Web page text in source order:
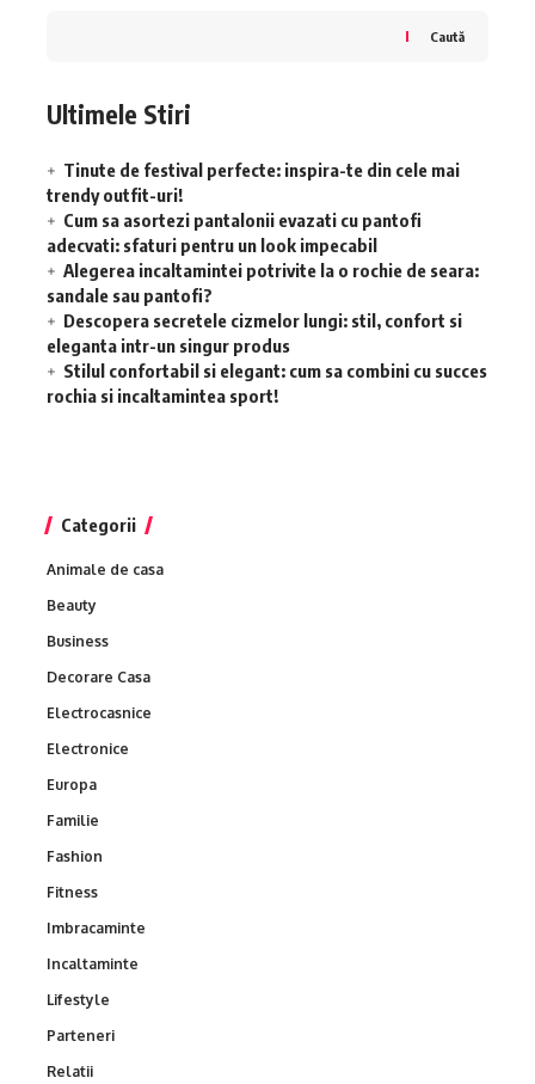
Caută
Ultimele Stiri
Tinute de festival perfecte: inspira-te din cele mai
trendy outfit-uri!
Cum sa asortezi pantalonii evazati cu pantofi
adecvati: sfaturi pentru un look impecabil
Alegerea incaltamintei potrivite la o rochie de seara:
sandale sau pantofi?
Descopera secretele cizmelor lungi: stil, confort si
eleganta intr-un singur produs
Stilul confortabil si elegant: cum sa combini cu succes
rochia si incaltamintea sport!
Categorii
Animale de casa
Beauty
Business
Decorare Casa
Electrocasnice
Electronice
Europa
Familie
Fashion
Fitness
Imbracaminte
Incaltaminte
Lifestyle
Parteneri
Relatii